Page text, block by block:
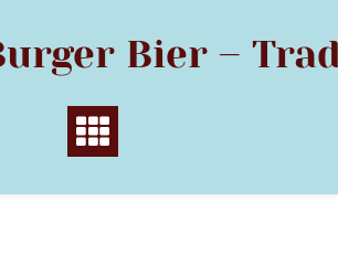
Bier –